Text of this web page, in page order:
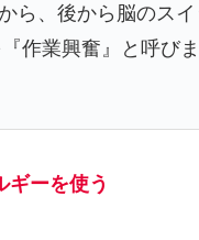
ら、後から脳のス
作業興奮』と呼びま
ギーを使う